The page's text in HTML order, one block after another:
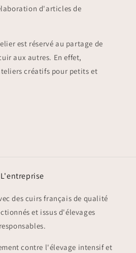
d'articles de
est réservé au partage de
aux autres. En effet,
créatifs pour petits et
L'entreprise
des cuirs français de qualité
et issus d'élevages
responsables.
contre l'élevage intensif et